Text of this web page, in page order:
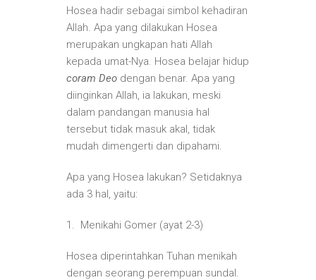
Hosea hadir sebagai simbol kehadiran
Allah. Apa yang dilakukan Hosea
merupakan ungkapan hati Allah
kepada umat-Nya. Hosea belajar hidup
coram Deo dengan benar. Apa yang
diinginkan Allah, ia lakukan, meski
dalam pandangan manusia hal
tersebut tidak masuk akal, tidak
mudah dimengerti dan dipahami.
Apa yang Hosea lakukan? Setidaknya
ada 3 hal, yaitu:
1. Menikahi Gomer (ayat 2-3)
Hosea diperintahkan Tuhan menikah
dengan seorang perempuan sundal.